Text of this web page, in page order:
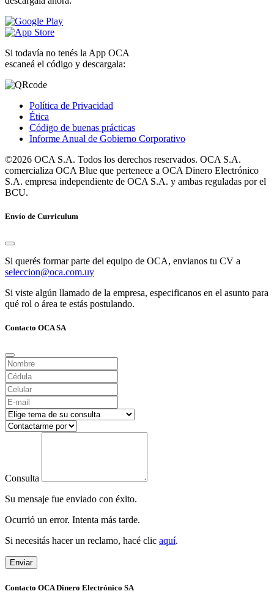
Si todavía no tenés la App OCA
escaneá el código y descargala:
Política de Privacidad
Ética
Código de buenas prácticas
Informe Anual de Gobierno Corporativo
©2026 OCA S.A. Todos los derechos reservados. OCA S.A.
comercializa OCA Blue que pertenece a OCA Dinero Electrónico
S.A. empresa independiente de OCA S.A. y ambas reguladas por el
BCU.
Envío de Curriculum
Si querés formar parte del equipo de OCA, envianos tu CV a
seleccion@oca.com.uy
Si viste algún llamado de la empresa, especificanos en el asunto para
qué rol o área te estás postulando.
Contacto OCA SA
Consulta
Su mensaje fue enviado con éxito.
Ocurrió un error. Intenta más tarde.
Si necesitás hacer un reclamo, hacé clic aquí.
Enviar
Contacto OCA Dinero Electrónico SA